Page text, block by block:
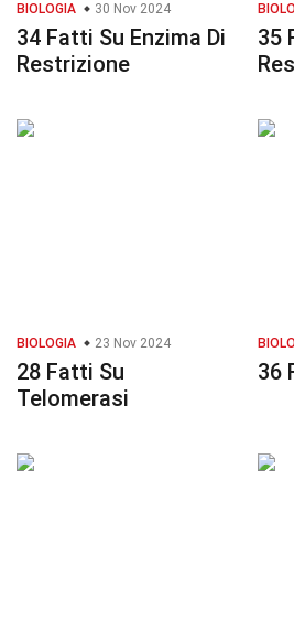
BIOLOGIA 30 Nov 2024
34 Fatti Su Enzima Di
Restrizione
35
BIOLOGIA 23 Nov 2024
28 Fatti Su
Telomerasi
36